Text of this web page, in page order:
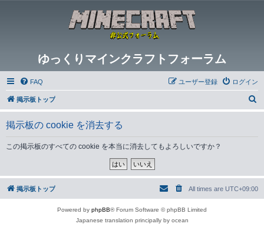
ゆっくりマインクラフトフォーラム
FAQ ログイン
ユーザー登録
掲示板トップ
索
掲示板の cookie を消去する
この掲示板のすべての cookie を本当に消去してもよろしいですか？
掲示板トップ All times are UTC+09:00
Powered by phpBB® Forum Software © phpBB Limited
Japanese translation principally by ocean